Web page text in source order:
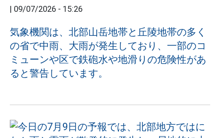
| 09/07/2026 - 15:26
気象機関は、北部山岳地帯と丘陵地帯の多く
の省で中雨、大雨が発生しており、一部のコ
ミューンや区で鉄砲水や地滑りの危険性があ
ると警告しています。